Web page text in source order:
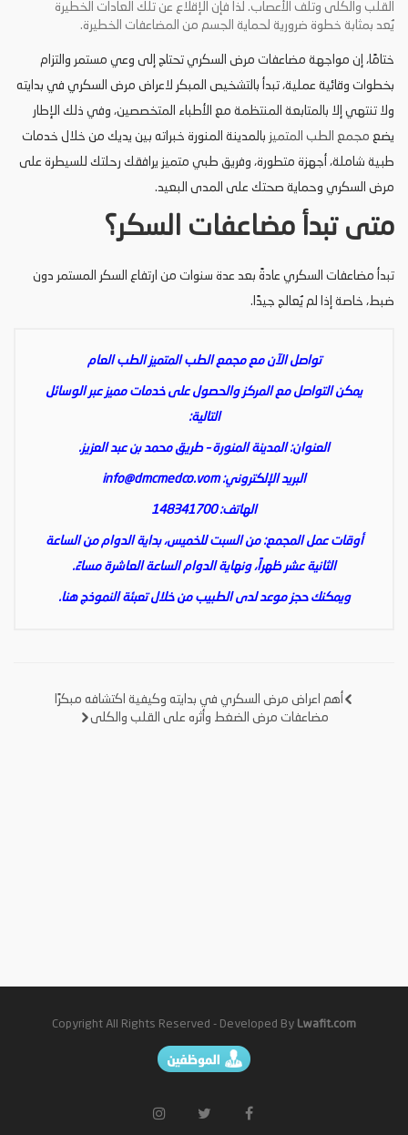
القلب والكلى وتلف الأعصاب. لذا فإن الإقلاع عن تلك العادات الخطيرة
يُعد بمثابة خطوة ضرورية لحماية الجسم من المضاعفات الخطيرة.
ختامًا، إن مواجهة مضاعفات مرض السكري تحتاج إلى وعي مستمر والتزام
بخطوات وقائية عملية، تبدأ بالتشخيص المبكر لاعراض مرض السكري في بدايته
ولا تنتهي إلا بالمتابعة المنتظمة مع الأطباء المتخصصين، وفي ذلك الإطار
يضع مجمع الطب المتميز بالمدينة المنورة خبراته بين يديك من خلال خدمات
طبية شاملة، أجهزة متطورة، وفريق طبي متميز يرافقك رحلتك للسيطرة على
مرض السكري وحماية صحتك على المدى البعيد.
متى تبدأ مضاعفات السكر؟
تبدأ مضاعفات السكري عادةً بعد عدة سنوات من ارتفاع السكر المستمر دون
ضبط، خاصة إذا لم يُعالج جيدًا.
تواصل الآن مع مجمع الطب المتميز الطب العام
يمكن التواصل مع المركز والحصول على خدمات مميز عبر الوسائل
التالية:
العنوان: المدينة المنورة – طريق محمد بن عبد العزيز.
البريد الإلكتروني:info@dmcmedco.vom
الهاتف: 148341700
أوقات عمل المجمع: من السبت للخميس، بداية الدوام من الساعة
الثانية عشر ظهراً، ونهاية الدوام الساعة العاشرة مساءً.
ويمكنك حجز موعد لدى الطبيب من خلال تعبئة النموذجهنا.
تصفّحأهم اعراض مرض السكري في بدايته وكيفية اكتشافه مبكرًا
مضاعفات مرض الضغط وأثره على القلب والكلى
Copyright All Rights Reserved - Developed By Lwafit.com